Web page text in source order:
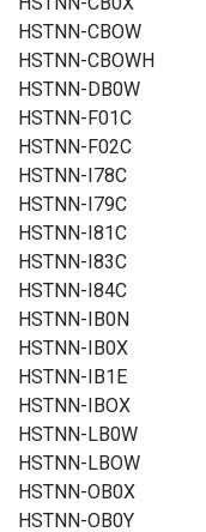
HSTNN-CBOW
HSTNN-CBOWH
HSTNN-DB0W
HSTNN-F01C
HSTNN-F02C
HSTNN-I78C
HSTNN-I79C
HSTNN-I81C
HSTNN-I83C
HSTNN-I84C
HSTNN-IB0N
HSTNN-IB0X
HSTNN-IB1E
HSTNN-IBOX
HSTNN-LB0W
HSTNN-LBOW
HSTNN-OB0X
HSTNN-OB0Y